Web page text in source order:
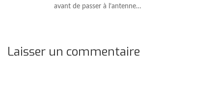
avant de passer à l’antenne…
Laisser un commentaire